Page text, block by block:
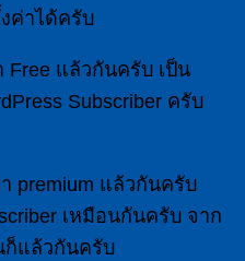
ค่าได้ครับ
Free แล้วกันครับ เป็น
Subscriber ครับ
premium แล้วกันครับ
เหมือนกันครับ จาก
ก็แล้วกันครับ